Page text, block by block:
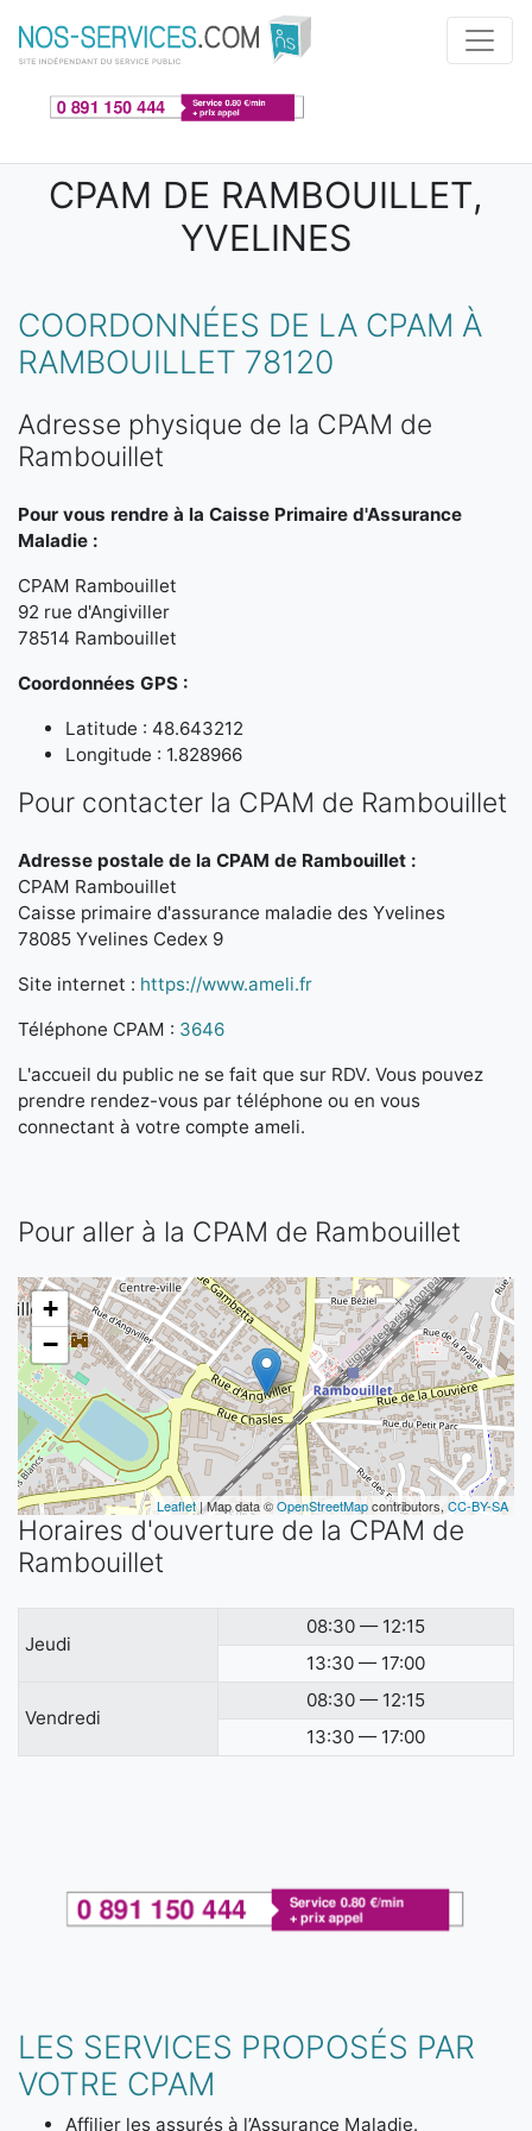
Aller au contenu principal
CPAM DE RAMBOUILLET,
YVELINES
COORDONNÉES DE LA CPAM À
RAMBOUILLET 78120
Adresse physique de la CPAM de
Rambouillet
Pour vous rendre à la Caisse Primaire d'Assurance
Maladie :
CPAM Rambouillet
92 rue d'Angiviller
78514 Rambouillet
Coordonnées GPS :
Latitude : 48.643212
Longitude : 1.828966
Pour contacter la CPAM de Rambouillet
Adresse postale de la CPAM de Rambouillet :
CPAM Rambouillet
Caisse primaire d'assurance maladie des Yvelines
78085 Yvelines Cedex 9
Site internet : https://www.ameli.fr
Téléphone CPAM : 3646
L'accueil du public ne se fait que sur RDV. Vous pouvez
prendre rendez-vous par téléphone ou en vous
connectant à votre compte ameli.
Pour aller à la CPAM de Rambouillet
+
−
Leaflet| Map data ©OpenStreetMapcontributors, CC-BY-SA
Horaires d'ouverture de la CPAM de
Rambouillet
Jeudi
08:30 — 12:15
13:30 — 17:00
Vendredi
08:30 — 12:15
13:30 — 17:00
LES SERVICES PROPOSÉS PAR
VOTRE CPAM
Affilier les assurés à l’Assurance Maladie.